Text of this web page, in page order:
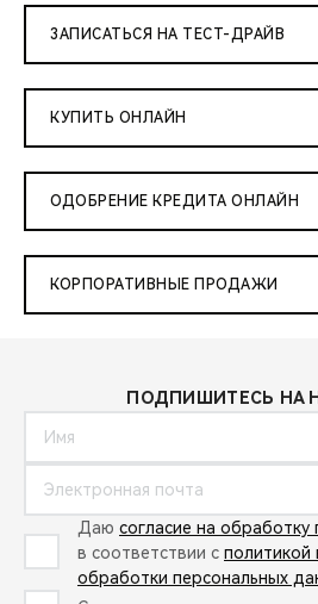
ЗАПИСАТЬСЯ НА ТЕСТ-ДРАЙВ
КУПИТЬ ОНЛАЙН
ОДОБРЕНИЕ КРЕДИТА ОНЛАЙН
КОРПОРАТИВНЫЕ ПРОДАЖИ
ПОДПИШИТЕСЬ НА
Даю согласие на
в соответствии с политикой
обработки персональных